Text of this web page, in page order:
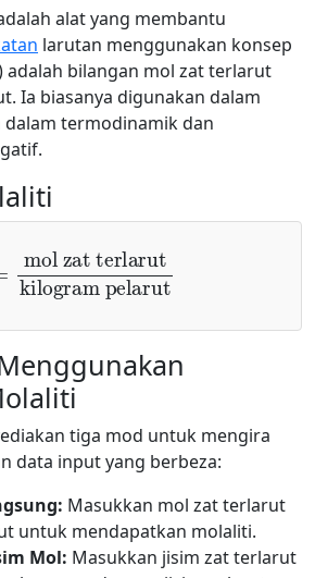
alat yang membantu
larutan menggunakan konsep
adalah bilangan mol zat terlarut
Ia biasanya digunakan dalam
dalam termodinamik dan
terlarutkilogram pelarut
tiga mod untuk mengira
data input yang berbeza:
Masukkan mol zat terlarut
untuk mendapatkan molaliti.
Mol: Masukkan jisim zat terlarut